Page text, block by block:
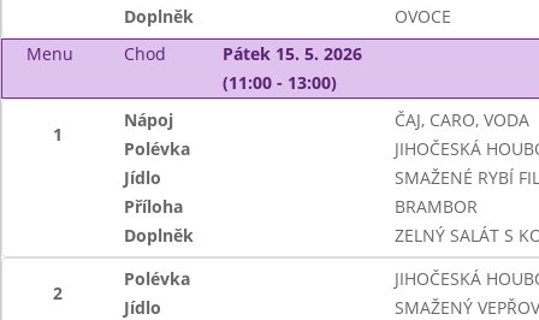
Doplněk
OVOCE
Menu
Chod
Pátek 15. 5. 2026
(11:00 - 13:00)
1
Nápoj
ČAJ, CARO, VODA
Polévka
JIHOČESKÁ
Jídlo
SMAŽENÉ RYBÍ
Příloha
BRAMBOR
Doplněk
ZELNÝ SALÁT S
2
Polévka
JIHOČESKÁ
Jídlo
SMAŽENÝ